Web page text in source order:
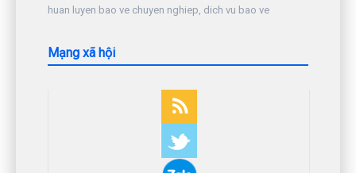
huan luyen bao ve chuyen nghiep, dich vu bao ve
Mạng xã hội